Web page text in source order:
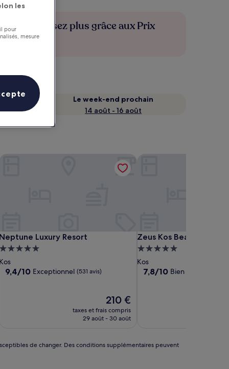
Économisez plus grâce aux Prix
membres
Le week-end prochain
14 août - 16 août
Neptune Luxury Resort
Neptune Luxury Resort
Hébergement
5.0 étoiles
Kos
9.4
9,4/10 Exceptionnel (531 avis)
Le
nouveau
prix
210 €
210 €
taxes et frais compris
29 août - 30 août
Zeus Kos Beach
Zeus Kos Beach
Hébergement
5.0 étoiles
Kos
7.8
7,8/10 Bien
de changer. Des conditions supplémentaires peuvent
les
pour
mesure